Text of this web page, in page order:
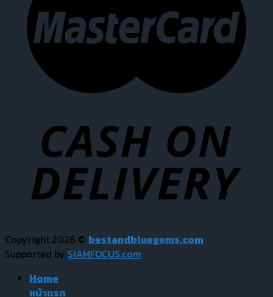
Copyright 2026 © bestandbluegems.com
Supported by SiAMFOCUS.com
Home
หน้าแรก